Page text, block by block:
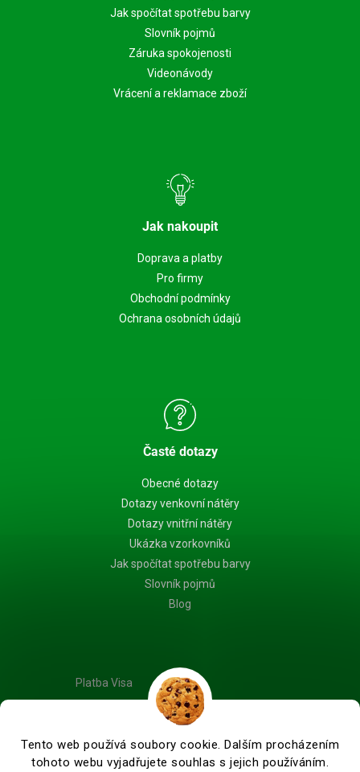
Tento web používá soubory cookie. Dalším procházením
tohoto webu vyjadřujete souhlas s jejich používáním.
Jak spočítat spotřebu barvy
Slovník pojmů
Záruka spokojenosti
Videonávody
Vrácení a reklamace zboží
Jak nakoupit
Doprava a platby
Pro firmy
Obchodní podmínky
Ochrana osobních údajů
Časté dotazy
Obecné dotazy
Dotazy venkovní nátěry
Dotazy vnitřní nátěry
Ukázka vzorkovníků
Jak spočítat spotřebu barvy
Slovník pojmů
Blog
Platba Visa